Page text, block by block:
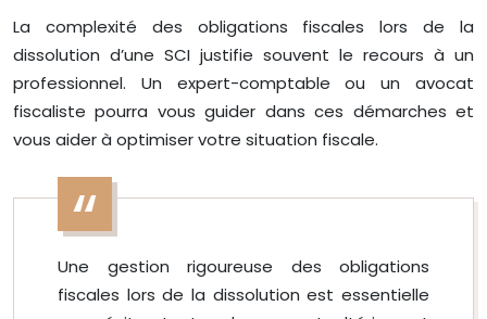
La complexité des obligations fiscales lors de la
dissolution d’une SCI justifie souvent le recours à un
professionnel. Un expert-comptable ou un avocat
fiscaliste pourra vous guider dans ces démarches et
vous aider à optimiser votre situation fiscale.
Une gestion rigoureuse des obligations
fiscales lors de la dissolution est essentielle